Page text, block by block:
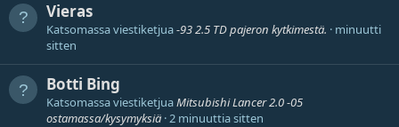
Vieras
Katsomassa viestiketjua-93 2.5 TD pajeron kytkimestä.
minuutti
sitten
Botti Bing
Katsomassa viestiketjuaMitsubishi Lancer 2.0 -05
ostamassa/kysymyksiä 2 minuuttia sitten